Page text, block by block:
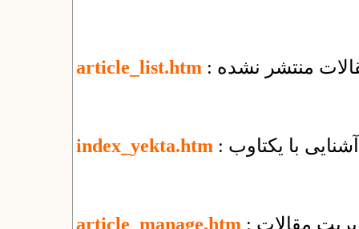
article_list.htm منتشر نشده
index_yekta.htm : آشنایی با یکتاوب
article_manage.htm مقالات